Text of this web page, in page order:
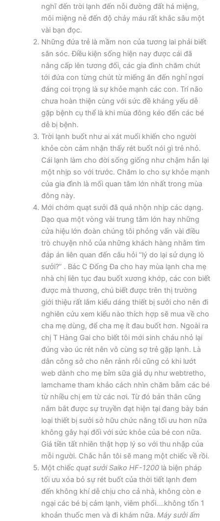
nghĩ đến trời lạnh đến nỗi đường đất há miệng,
môi miệng nẻ đến độ chảy máu rất khắc sâu một
vài bạn đọc.
Những đứa trẻ là mầm non của tương lai phải biết
săn sóc. Điều kiện sống hiện nay được cái đã
nâng cấp lên tương đối, các gia đình chăm chút
tới đứa con từng chút từ miếng ăn đến nghỉ ngơi
đáng coi trọng là sự khỏe mạnh các con. Trí não
chưa hoàn thiện cùng với sức đề kháng yếu dễ
gặp bệnh cụ thể là khi mùa đông kéo đến các bé
dễ bị bệnh.
Trời lạnh buốt như ai xát muối khiến cho người
khỏe còn cảm nhận thấy rét buốt nói gì trẻ nhỏ.
Cái lạnh làm cho đời sống giống như chậm hẳn lại
một nhịp so với trước. Chăm lo cho sự khỏe mạnh
của gia đình là mối quan tâm lớn nhất trong mùa
đông này.
Mới chớm quạt sưởi đã quá nhộn nhịp các dạng.
Dạo qua một vòng vài trung tâm lớn hay những
cửa hiệu lớn đoàn chúng tôi phỏng vấn vài điều
trò chuyện nhỏ của những khách hàng nhằm tìm
đáp án liên quan đến câu hỏi “lý do lại sử dụng lò
sưởi?” . Bác C Đống Đa cho hay mùa lạnh cha mẹ
nhà chị liên tục đau buốt xương khớp, các con biết
được mà thương, chú biết được trên thị trường
giới thiệu rất lắm kiểu dáng thiết bị sưởi cho nên đi
nghiên cứu xem kiểu nào thích hợp sẽ mua về cho
cha mẹ dùng, để cha mẹ ít đau buốt hơn. Ngoài ra
chị T Hàng Gai cho biết tôi mới sinh cháu nhỏ lại
đúng vào úc rét nên vô cùng sợ trẻ gặp lạnh. Là
dân công sở cho nên rảnh rỗi cũng có khi lướt
web dành cho mẹ bỉm sữa giả dụ như webtretho,
lamchame tham khảo cách nhìn chăm bẵm các bé
từ nhiều chị em từ các nơi. Từ đó bản thân cũng
nắm bắt được sự truyền đạt hiện tại đang bày bán
loại thiết bị sưởi sở hữu chức năng tối ưu hơn nữa
không gây hại đối với sức khỏe của bé con nữa.
Giá tiền tất nhiên thật hợp lý so với thu nhập của
mỗi người. Chắc hẳn tôi sẽ mang một chiếc về rồi.
Một chiếc quạt sưởi Saiko HF-1200là biện pháp
tối ưu xóa bỏ sự rét buốt của thời tiết lạnh đem
đến không khí dễ chịu cho cả nhà, không còn e
ngại các bé bị cảm lạnh, viêm phổi….không tốn 1
khoản thuốc men và đi khám nữa. Máy sưởi ấm